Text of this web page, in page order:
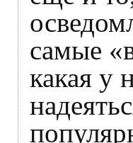
самые
какая у